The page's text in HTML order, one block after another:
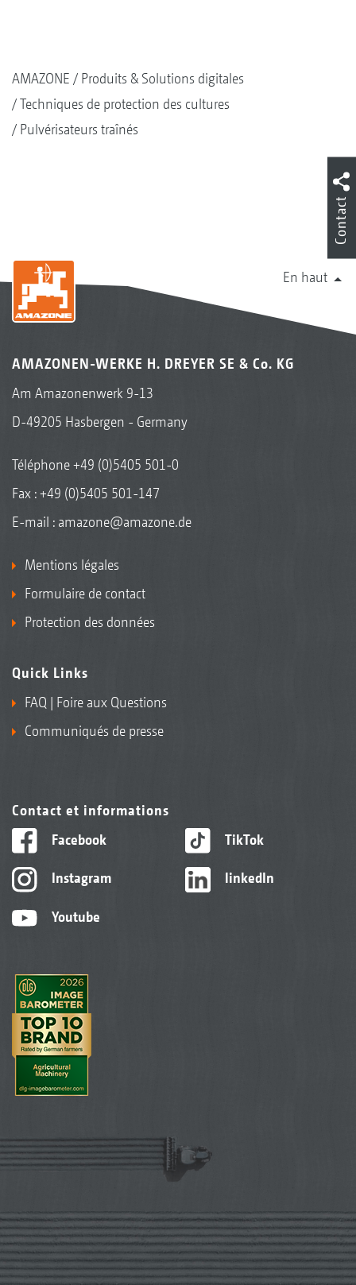
AMAZONE
Produits & Solutions digitales
Techniques de protection des cultures
Pulvérisateurs traînés
En haut
AMAZONEN-WERKE H. DREYER SE & Co. KG
Am Amazonenwerk 9-13
D-49205 Hasbergen - Germany
Téléphone+49 (0)5405 501-0
Fax : +49 (0)5405 501-147
E-mail : amazone@amazone.de
Mentions légales
Formulaire de contact
Protection des données
Quick Links
FAQ | Foire aux Questions
Communiqués de presse
Contact et informations
Facebook
Instagram
Youtube
TikTok
linkedIn
Contact